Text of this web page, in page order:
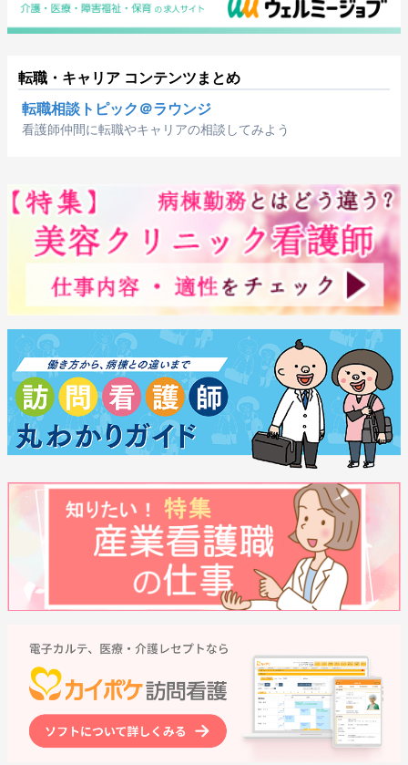
転職・キャリア コンテンツまとめ
転職相談トピック＠ラウンジ
看護師仲間に転職やキャリアの相談してみよう